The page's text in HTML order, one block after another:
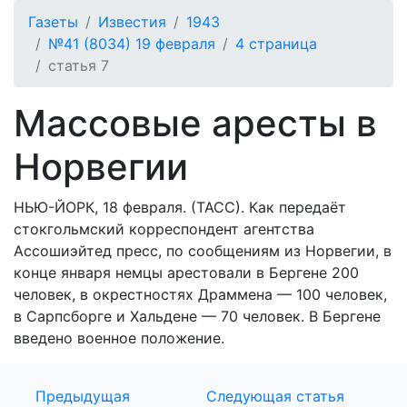
Газеты Известия
1943
№41 (8034) 19 февраля
4 страница
статья 7
Массовые аресты в
Норвегии
НЬЮ-ЙОРК, 18 февраля. (ТАСС). Как передаёт
стокгольмский корреспондент агентства
Ассошиэйтед пресс, по сообщениям из Норвегии, в
конце января немцы арестовали в Бергене 200
человек, в окрестностях Драммена — 100 человек,
в Сарпсборге и Хальдене — 70 человек. В Бергене
введено военное положение.
Предыдущая
Следующая статья